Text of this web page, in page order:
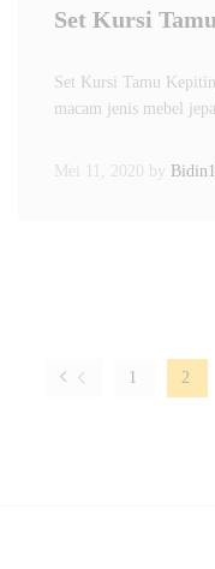
Set Kursi
Set Kursi Tamu
macam jenis mebel
Mei 11, 2020 by
1 2